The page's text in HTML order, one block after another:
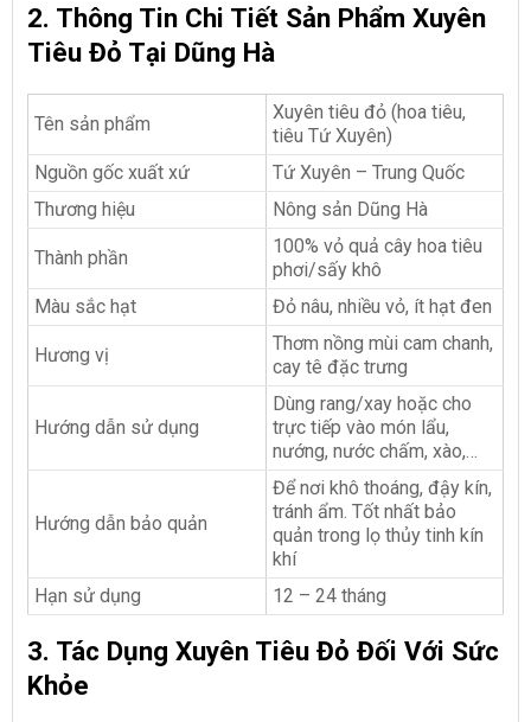
2. Thông Tin Chi Tiết Sản Phẩm Xuyên
Tiêu Đỏ Tại Dũng Hà
Tên sản phẩm
Xuyên tiêu đỏ (hoa tiêu,
tiêu Tứ Xuyên)
Nguồn gốc xuất xứ
Tứ Xuyên – Trung Quốc
Thương hiệu
Nông sản Dũng Hà
Thành phần
100% vỏ quả cây hoa tiêu
phơi/sấy khô
Màu sắc hạt
Đỏ nâu, nhiều vỏ, ít hạt đen
Hương vị
Thơm nồng mùi cam chanh,
cay tê đặc trưng
Hướng dẫn sử dụng
Dùng rang/xay hoặc cho
trực tiếp vào món lẩu,
nướng, nước chấm, xào,…
Hướng dẫn bảo quản
Để nơi khô thoáng, đậy kín,
tránh ẩm. Tốt nhất bảo
quản trong lọ thủy tinh kín
khí
Hạn sử dụng
12 – 24 tháng
3. Tác Dụng Xuyên Tiêu Đỏ Đối Với Sức
Khỏe